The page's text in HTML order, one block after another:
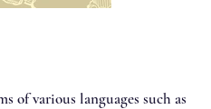
of various languages such as